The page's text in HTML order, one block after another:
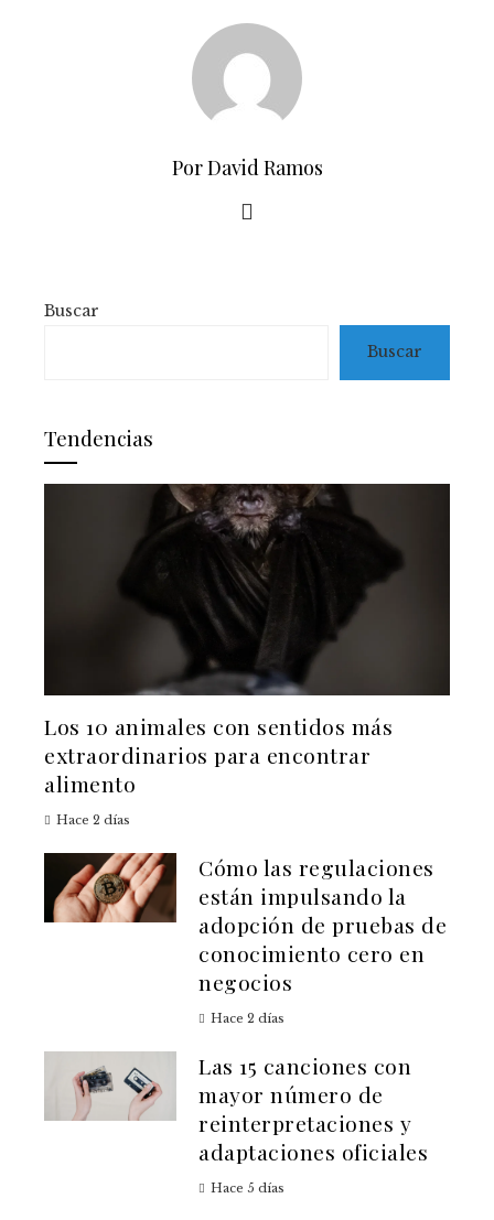
Por David Ramos
Buscar
Buscar
Tendencias
Los 10 animales con sentidos más
extraordinarios para encontrar
alimento
Hace 2 días
Cómo las regulaciones
están impulsando la
adopción de pruebas de
conocimiento cero en
negocios
Hace 2 días
Las 15 canciones con
mayor número de
reinterpretaciones y
adaptaciones oficiales
Hace 5 días